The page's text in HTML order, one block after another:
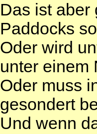
Das ist aber
Paddocks
Oder wird
unter einem
Oder muss
gesondert
Und wenn